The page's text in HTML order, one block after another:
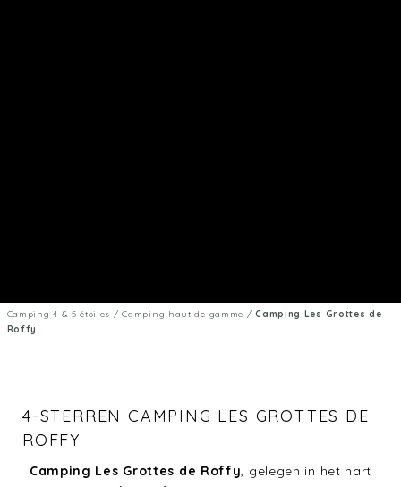
Camping 4 & 5 étoiles /Camping haut de gamme /Camping Les Grottes de
Roffy
4-STERREN CAMPING LES GROTTES DE
ROFFY
Camping Les Grottes de Roffy, gelegen in het hart